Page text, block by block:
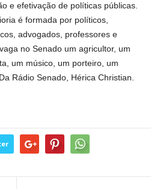
e efetivação de políticas públicas.
é formada por políticos,
advogados, professores e
no Senado um agricultor, um
um músico, um porteiro, um
Rádio Senado, Hérica Christian.